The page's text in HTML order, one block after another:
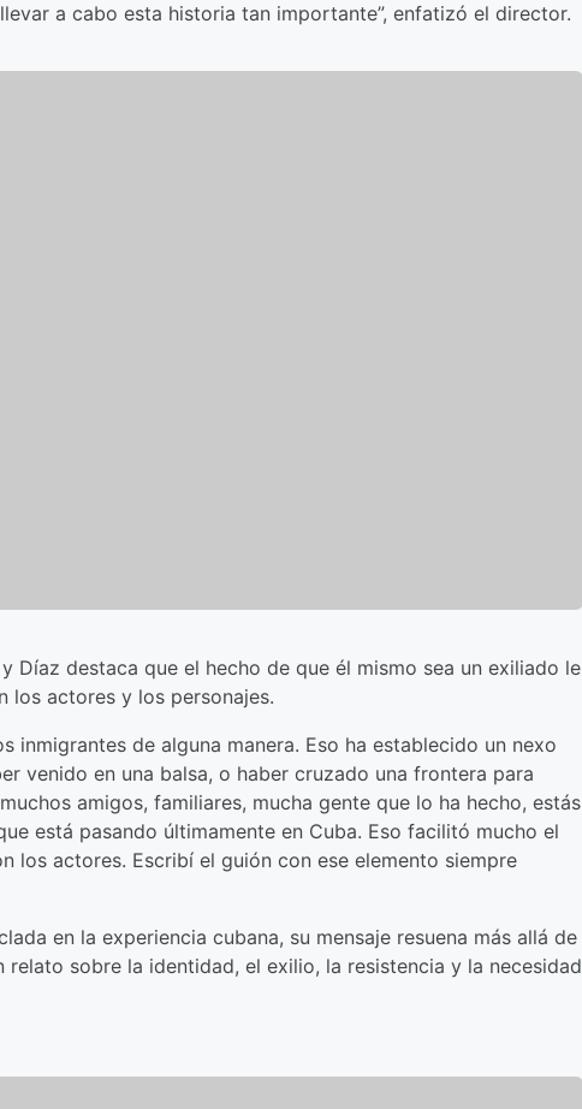
a cabo esta historia tan importante”, enfatizó el director.
Díaz destaca que el hecho de que él mismo sea un exiliado le
los actores y los personajes.
inmigrantes de alguna manera. Eso ha establecido un nexo
venido en una balsa, o haber cruzado una frontera para
amigos, familiares, mucha gente que lo ha hecho, estás
está pasando últimamente en Cuba. Eso facilitó mucho el
los actores. Escribí el guión con ese elemento siempre
en la experiencia cubana, su mensaje resuena más allá de
relato sobre la identidad, el exilio, la resistencia y la necesidad